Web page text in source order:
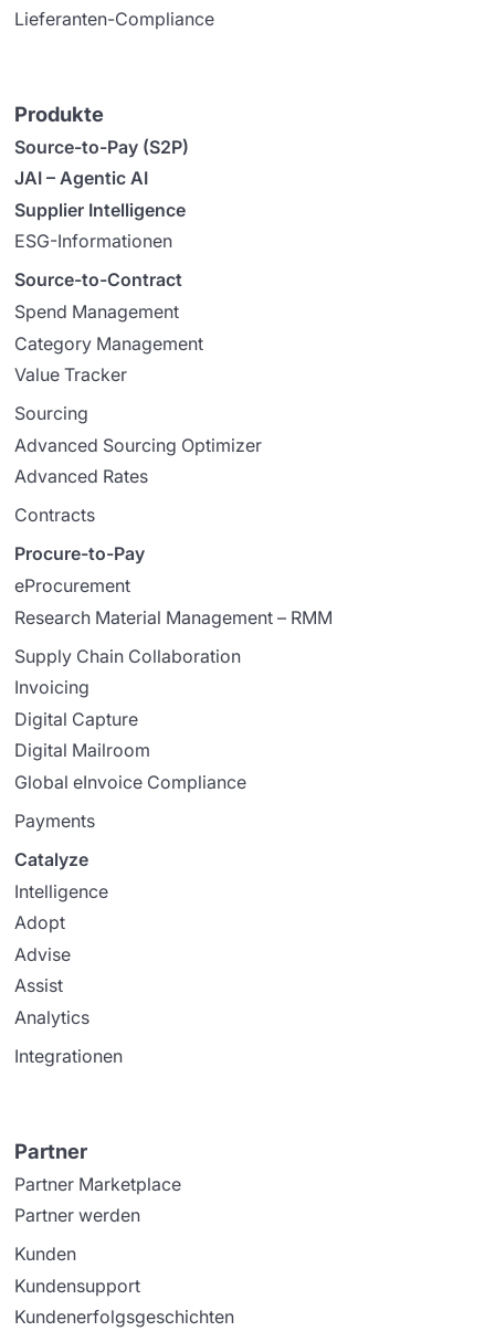
Lieferanten-Compliance
Produkte
Source-to-Pay (S2P)
JAI – Agentic AI
Supplier Intelligence
ESG-Informationen
Source-to-Contract
Spend Management
Category Management
Value Tracker
Sourcing
Advanced Sourcing Optimizer
Advanced Rates
Contracts
Procure-to-Pay
eProcurement
Research Material Management – RMM
Supply Chain Collaboration
Invoicing
Digital Capture
Digital Mailroom
Global eInvoice Compliance
Payments
Catalyze
Intelligence
Adopt
Advise
Assist
Analytics
Integrationen
Partner
Partner Marketplace
Partner werden
Kunden
Kundensupport
Kundenerfolgsgeschichten